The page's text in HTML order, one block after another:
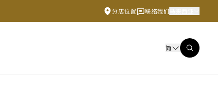
分店位置 联络我们
简